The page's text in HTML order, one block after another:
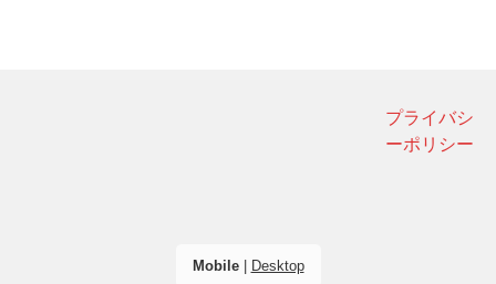
プライバシ
ーポリシー
Mobile| Desktop